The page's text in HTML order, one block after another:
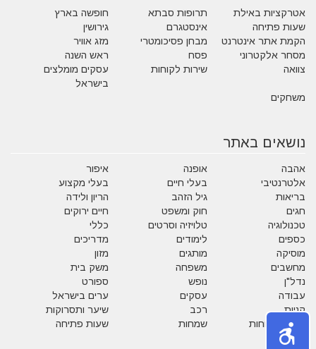
אטרקציות באילת תרופות סבתא
חופשה בארץ
שעות פתיחה
אינסטגרם
גירושין
הקמת אתר אינטרנט
מבחן פסיכומטרי
מזג אוויר
מסחר אלקטרוני
פסח
ראש השנה
צוואה
שירות לקוחות
עסקים מומלצים
בישראל
משחקים
נושאים באתר
אהבה אופנה
איפור
אלטרנטיבי
בעלי חיים
בעלי מקצוע
בריאות
גיל הזהב
הריון ולידה
חגים
חוק ומשפט
חיים ירוקים
טכנולוגיה
טלויזיה וסרטים
כללי
כספים
לימודים
מדריכים
מוסיקה
מותגים
מזון
מחשבים
משפחה
משק בית
נדל"ן
נופש
ספורט
עבודה
עסקים
ערים בישראל
קניות
רכב
שיער ותסרוקות
שירות לקוחות
שמחות
שעות פתיחה
תזונה